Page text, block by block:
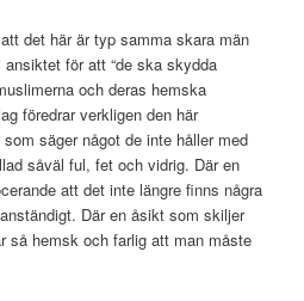
det här är typ samma skara män
för att “de ska skydda
och deras hemska
föredrar verkligen den här
säger något de inte håller med
såväl ful, fet och vidrig. Där en
att det inte längre finns några
Där en åsikt som skiljer
så hemsk och farlig att man måste